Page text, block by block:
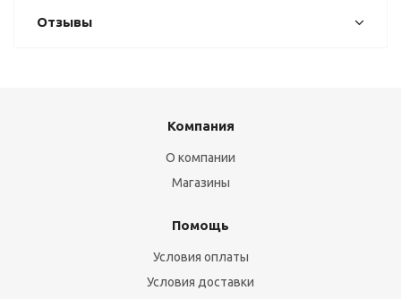
Отзывы
Компания
О компании
Магазины
Помощь
Условия оплаты
Условия доставки